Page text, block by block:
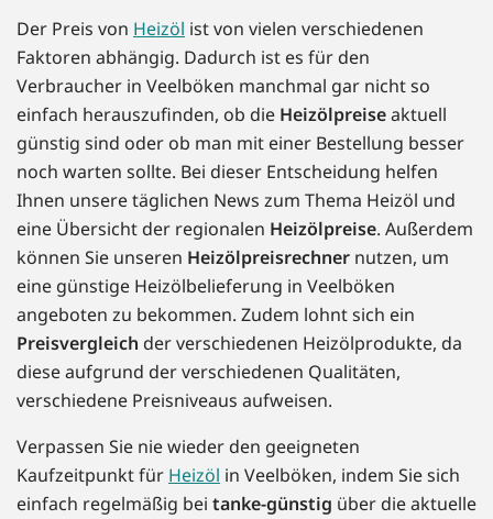
Der Preis von Heizöl ist von vielen verschiedenen
Faktoren abhängig. Dadurch ist es für den
Verbraucher in Veelböken manchmal gar nicht so
einfach herauszufinden, ob die Heizölpreiseaktuell
günstig sind oder ob man mit einer Bestellung besser
noch warten sollte. Bei dieser Entscheidung helfen
Ihnen unsere täglichen News zum Thema Heizöl und
eine Übersicht der regionalen Heizölpreise. Außerdem
können Sie unseren Heizölpreisrechner nutzen, um
eine günstige Heizölbelieferung in Veelböken
angeboten zu bekommen. Zudem lohnt sich ein
Preisvergleich der verschiedenen Heizölprodukte, da
diese aufgrund der verschiedenen Qualitäten,
verschiedene Preisniveaus aufweisen.
Verpassen Sie nie wieder den geeigneten
Kaufzeitpunkt für Heizöl in Veelböken, indem Sie sich
einfach regelmäßig bei tanke-günstig über die aktuelle